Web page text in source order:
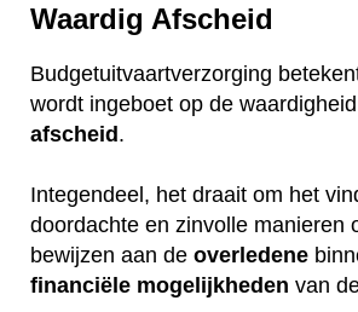
Waardig Afscheid
Budgetuitvaartverzorging
wordt ingeboet op de
afscheid .
Integendeel, het draait om het
doordachte en zinvolle manieren
bewijzen aan de overledene
financiële mogelijkheden van